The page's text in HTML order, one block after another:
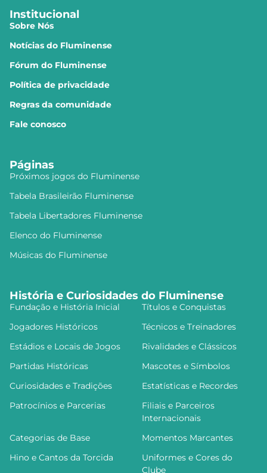
Institucional
Sobre Nós
Notícias do Fluminense
Fórum do Fluminense
Política de privacidade
Regras da comunidade
Fale conosco
Páginas
Próximos jogos do Fluminense
Tabela Brasileirão Fluminense
Tabela Libertadores Fluminense
Elenco do Fluminense
Músicas do Fluminense
História e Curiosidades do Fluminense
Fundação e História Inicial
Títulos e Conquistas
Jogadores Históricos
Técnicos e Treinadores
Estádios e Locais de Jogos
Rivalidades e Clássicos
Partidas Históricas
Mascotes e Símbolos
Curiosidades e Tradições
Estatísticas e Recordes
Patrocínios e Parcerias
Filiais e Parceiros
Internacionais
Categorias de Base
Momentos Marcantes
Hino e Cantos da Torcida
Uniformes e Cores do
Clube